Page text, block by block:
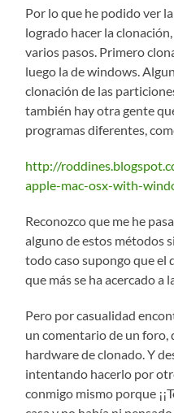
Por lo que he podido ver
logrado hacer la
varios pasos. Primero
luego la de windows.
clonación de las
también hay otra gente
programas diferentes,
http://
apple-mac-osx-with-
Reconozco que me he
alguno de estos métodos
todo caso supongo que el
que más se ha acercado a
Pero por casualidad
un comentario de un foro,
hardware de clonado. Y
intentando hacerlo por
conmigo mismo porque